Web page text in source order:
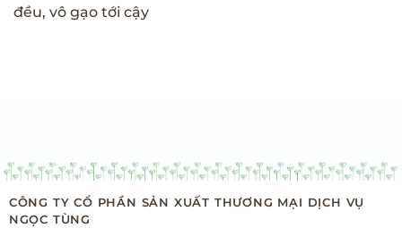
đều, vô gạo tới cậy
CÔNG TY CỔ PHẦN SẢN XUẤT THƯƠNG MẠI DỊCH VỤ
NGỌC TÙNG